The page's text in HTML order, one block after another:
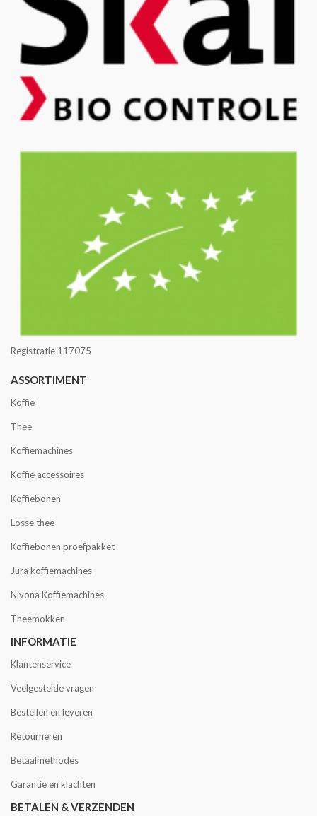
Registratie 117075
ASSORTIMENT
Koffie
Thee
Koffiemachines
Koffie accessoires
Koffiebonen
Losse thee
Koffiebonen proefpakket
Jura koffiemachines
Nivona Koffiemachines
Theemokken
INFORMATIE
Klantenservice
Veelgestelde vragen
Bestellen en leveren
Retourneren
Betaalmethodes
Garantie en klachten
BETALEN & VERZENDEN